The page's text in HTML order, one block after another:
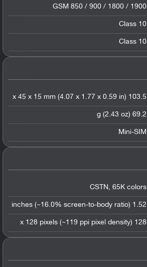
GSM 850 / 900 / 1800 / 1900
Class 10
Class 10
103.5 x 45 x 15 mm (4.07 x 1.77 x 0.59 in)
69.2 g (2.43 oz)
Mini-SIM
CSTN, 65K colors
1.52 inches (~16.0% screen-to-body ratio)
128 x 128 pixels (~119 ppi pixel density)